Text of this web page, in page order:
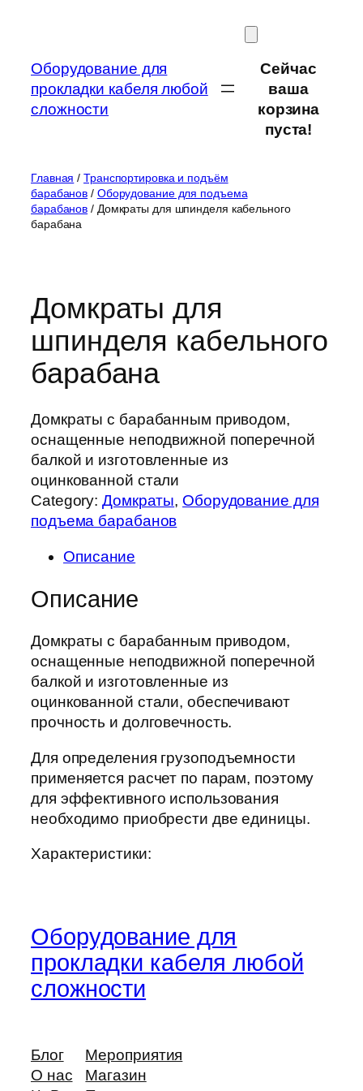
Оборудование для
прокладки кабеля любой
сложности
Сейчас
ваша
корзина
пуста!
Главная /Транспортировка и подъём
барабанов / Оборудование для подъема
барабанов / Домкраты для шпинделя кабельного
барабана
Домкраты для
шпинделя кабельного
барабана
Домкраты с барабанным приводом,
оснащенные неподвижной поперечной
балкой и изготовленные из
оцинкованной стали
Category:Домкраты, Оборудование для
подъема барабанов
Описание
Описание
Домкраты с барабанным приводом,
оснащенные неподвижной поперечной
балкой и изготовленные из
оцинкованной стали, обеспечивают
прочность и долговечность.
Для определения грузоподъемности
применяется расчет по парам, поэтому
для эффективного использования
необходимо приобрести две единицы.
Характеристики:
Оборудование для
прокладки кабеля любой
сложности
Блог
О нас
Мероприятия
Магазин